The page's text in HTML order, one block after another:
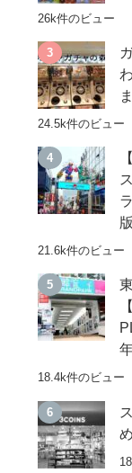
26k件のビュー
24.5k件のビュー
21.6k件のビュー
18.4k件のビュー